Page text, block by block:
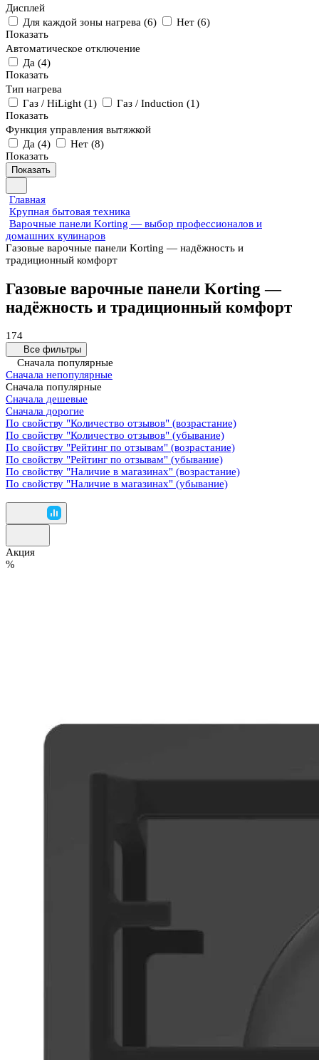
Дисплей
Для каждой зоны нагрева (6) Нет (6)
Показать
Автоматическое отключение
Да (4)
Показать
Тип нагрева
Газ / HiLight (1) Газ / Induction (1)
Показать
Функция управления вытяжкой
Да (4) Нет (8)
Показать
Показать
Главная
Крупная бытовая техника
Варочные панели Korting — выбор профессионалов и
домашних кулинаров
Газовые варочные панели Korting — надёжность и
традиционный комфорт
Газовые варочные панели Korting —
надёжность и традиционный комфорт
174
Все фильтры
Сначала популярные
Сначала непопулярные
Сначала популярные
Сначала дешевые
Сначала дорогие
По свойству "Количество отзывов" (возрастание)
По свойству "Количество отзывов" (убывание)
По свойству "Рейтинг по отзывам" (возрастание)
По свойству "Рейтинг по отзывам" (убывание)
По свойству "Наличие в магазинах" (возрастание)
По свойству "Наличие в магазинах" (убывание)
Акция
%